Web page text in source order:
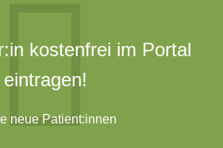
kostenfrei im Portal
eintragen!
neue Patient:innen